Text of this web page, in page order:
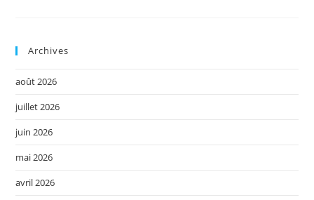
Archives
août 2026
juillet 2026
juin 2026
mai 2026
avril 2026